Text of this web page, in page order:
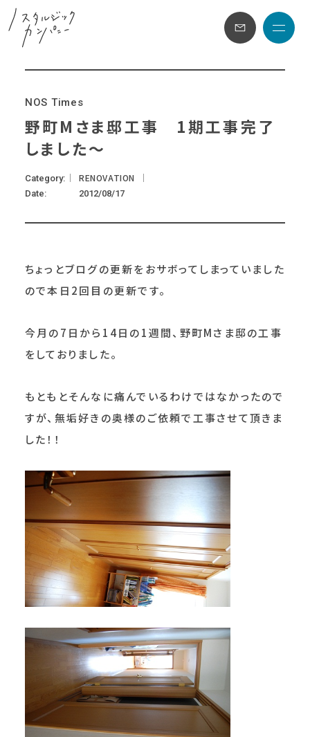
メニ
NOS Times
野町Mさま邸工事 1期工事完了
しました～
Category RENOVATION
Date 2012/08/17
ちょっとブログの更新をおサボってしまっていました
ので本日2回目の更新です。
今月の7日から14日の1週間、野町Mさま邸の工事
をしておりました。
もともとそんなに痛んでいるわけではなかったので
すが、無垢好きの奥様のご依頼で工事させて頂きま
した！！